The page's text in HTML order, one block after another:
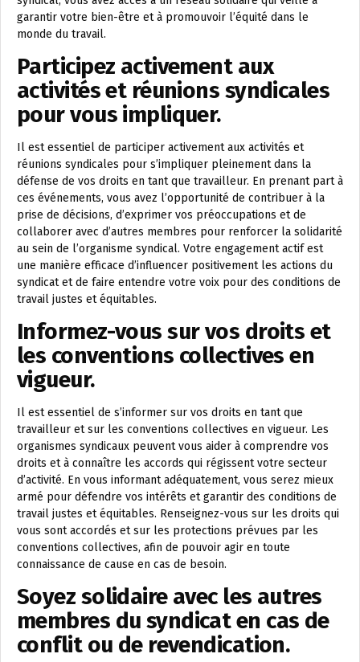
garantir votre bien-être et à promouvoir l’équité dans le
monde du travail.
Participez activement aux
activités et réunions syndicales
pour vous impliquer.
Il est essentiel de participer activement aux activités et
réunions syndicales pour s’impliquer pleinement dans la
défense de vos droits en tant que travailleur. En prenant part à
ces événements, vous avez l’opportunité de contribuer à la
prise de décisions, d’exprimer vos préoccupations et de
collaborer avec d’autres membres pour renforcer la solidarité
au sein de l’organisme syndical. Votre engagement actif est
une manière efficace d’influencer positivement les actions du
syndicat et de faire entendre votre voix pour des conditions de
travail justes et équitables.
Informez-vous sur vos droits et
les conventions collectives en
vigueur.
Il est essentiel de s’informer sur vos droits en tant que
travailleur et sur les conventions collectives en vigueur. Les
organismes syndicaux peuvent vous aider à comprendre vos
droits et à connaître les accords qui régissent votre secteur
d’activité. En vous informant adéquatement, vous serez mieux
armé pour défendre vos intérêts et garantir des conditions de
travail justes et équitables. Renseignez-vous sur les droits qui
vous sont accordés et sur les protections prévues par les
conventions collectives, afin de pouvoir agir en toute
connaissance de cause en cas de besoin.
Soyez solidaire avec les autres
membres du syndicat en cas de
conflit ou de revendication.